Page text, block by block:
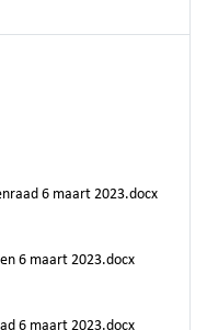
6 maart 2023.docx
6 maart 2023.docx
6 maart 2023.docx